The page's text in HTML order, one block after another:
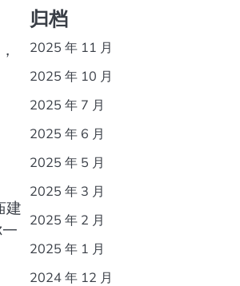
建
归档
2025 年 11 月
2025 年 10 月
2025 年 7 月
2025 年 6 月
2025 年 5 月
2025 年 3 月
2025 年 2 月
2025 年 1 月
2024 年 12 月